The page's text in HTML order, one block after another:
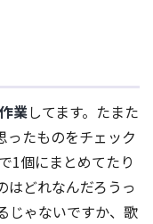
業してます。たまた
ったものをチェック
1個にまとめてたり
はどれなんだろうっ
じゃないですか、歌